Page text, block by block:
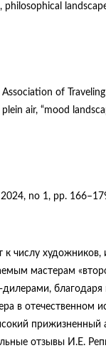
of
air, “mood
2024, no 1, pp.
числу художников,
мастерам
благодаря
в отечественном
прижизненный
отзывы И.Е.